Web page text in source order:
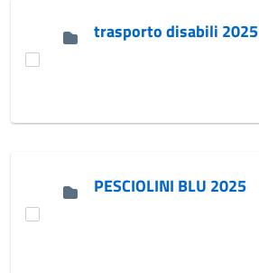
trasporto disabili 2025
PESCIOLINI BLU 2025